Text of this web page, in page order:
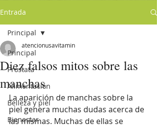
Entrada
Principal
Próstata
Alimentación
Belleza y piel
Bienestar
Principal
Diez falsos mitos sobre las
manchas
atencionusavitamin
La aparición de manchas sobre la
piel genera muchas dudas acerca de
las mismas. Muchas de ellas se